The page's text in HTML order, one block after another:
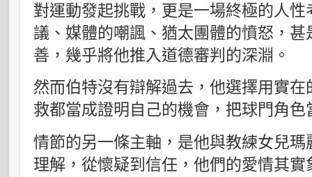
對運動發起挑戰，更是一場終極的人
議、媒體的嘲諷、猶太團體的憤怒，
善，幾乎將他推入道德審判的深淵。
然而伯特沒有辯解過去，他選擇用實
救都當成證明自己的機會，把球門角
情節的另一條主軸，是他與教練女兒
理解，從懷疑到信任，他們的愛情其